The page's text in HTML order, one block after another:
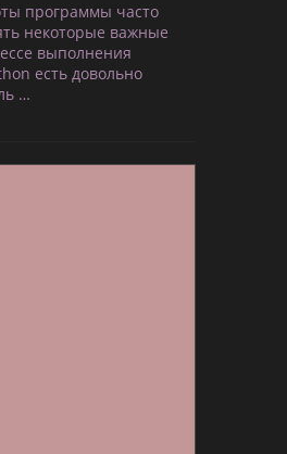
программы часто
некоторые важные
выполнения
есть довольно
…